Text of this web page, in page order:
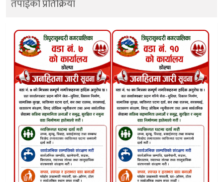
तपाईको प्रतिक्रिया